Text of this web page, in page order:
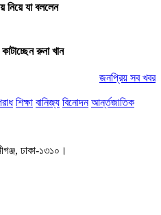
নিয়ে যা বললেন
রুনা খান
জনপ্রিয় সব খবর
শিক্ষা বানিজ্য বিনোদন আর্ন্তজাতিক
ঢাকা-১৩১০।